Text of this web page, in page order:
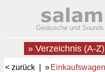
Geräusche und
» Verzeichnis (A-Z)
< zurück | » Einkaufswagen